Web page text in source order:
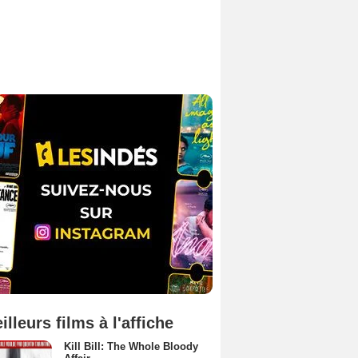
films à l'affiche
Kill Bill: The Whole Bloody